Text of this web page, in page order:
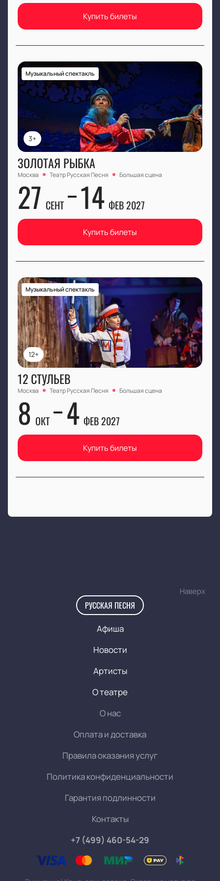
Купить билеты
3+
Музыкальный спектакль
ЗОЛОТАЯ РЫБКА
Москва Театр Русская Песня Большая сцена
27 СЕНТ 14 ФЕВ 2027
Купить билеты
12+
Музыкальный спектакль
12 СТУЛЬЕВ
Москва Театр Русская Песня Большая сцена
8 ОКТ 4 ФЕВ 2027
Купить билеты
Наверх
РУССКАЯ ПЕСНЯ
Афиша
Новости
Артисты
О театре
О нас
Оплата и доставка
Правила оказания услуг
Политика конфиденциальности
Гарантия подлинности
Контакты
+7 (499) 460-54-29